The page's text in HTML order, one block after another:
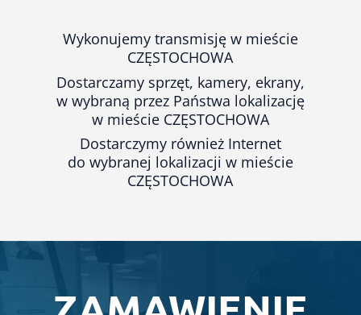
Wykonujemy transmisję w mieście
CZĘSTOCHOWA
Dostarczamy sprzęt, kamery, ekrany,
w wybraną przez Państwa lokalizację
w mieście CZĘSTOCHOWA
Dostarczymy również Internet
do wybranej lokalizacji w mieście
CZĘSTOCHOWA